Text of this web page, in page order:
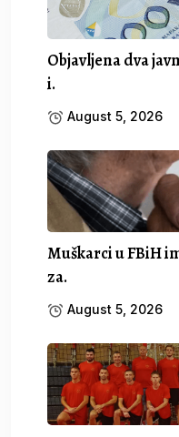
Objavljena dva
i.
August 5, 2026
Muškarci u FBiH
za.
August 5, 2026